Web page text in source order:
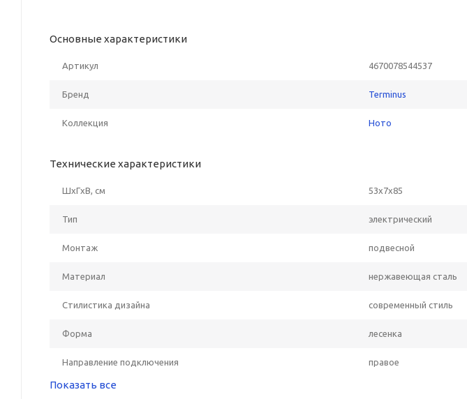
Основные характеристики
Артикул 4670078544537
Бренд Terminus
Коллекция Ното
Технические характеристики
ШxГxВ, см 53x7x85
Тип электрический
Монтаж подвесной
Материал нержавеющая сталь
Стилистика дизайна современный стиль
Форма лесенка
Направление подключения правое
Показать все